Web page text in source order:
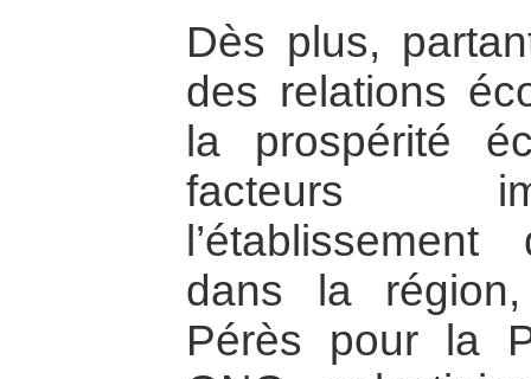
Dès plus,
des relations
la prospérité
facteurs
dans la
Pérès pour la